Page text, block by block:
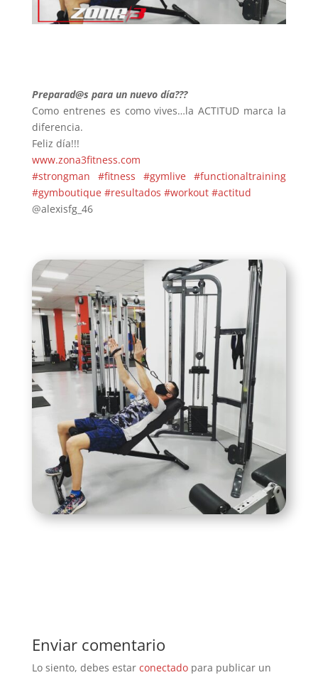
Preparad@s para un nuevo día???
Como entrenes es como vives…la ACTITUD marca la
diferencia.
Feliz día!!!
www.zona3fitness.com
#strongman
#fitness #gymlive #functionaltraining
#gymboutique #resultados #workout #actitud
@alexisfg_46
Enviar comentario
Lo siento, debes estar conectadopara publicar un